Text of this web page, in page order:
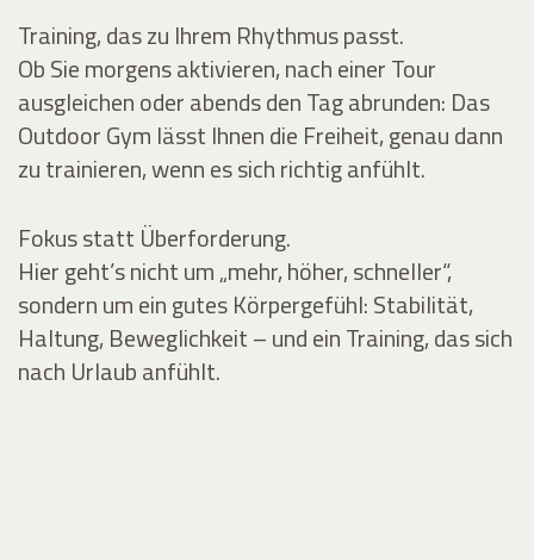
Training, das zu Ihrem Rhythmus passt.
Ob Sie morgens aktivieren, nach einer Tour
ausgleichen oder abends den Tag abrunden: Das
Outdoor Gym lässt Ihnen die Freiheit, genau dann
zu trainieren, wenn es sich richtig anfühlt.
Fokus statt Überforderung.
Hier geht’s nicht um „mehr, höher, schneller“,
sondern um ein gutes Körpergefühl: Stabilität,
Haltung, Beweglichkeit – und ein Training, das sich
nach Urlaub anfühlt.